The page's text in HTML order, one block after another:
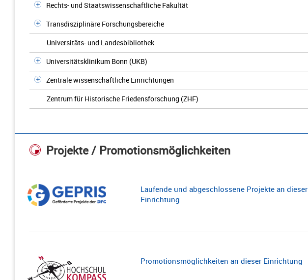
Rechts- und Staatswissenschaftliche Fakultät
Transdisziplinäre Forschungsbereiche
Universitäts- und Landesbibliothek
Universitätsklinikum Bonn (UKB)
Zentrale wissenschaftliche Einrichtungen
Zentrum für Historische Friedensforschung (ZHF)
Projekte / Promotionsmöglichkeiten
Laufende und abgeschlossene Projekte an dieser
Einrichtung
Promotionsmöglichkeiten an dieser Einrichtung